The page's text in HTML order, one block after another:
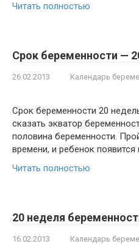
Читать полностью
Срок беременности —
26.02.2013 Календарь
Срок беременности 20
сказать экватор
половина беременности.
времени, и ребенок появится
Читать полностью
20 неделя
16.02.2013 Календарь